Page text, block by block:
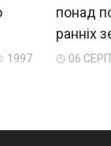
1997
понад
ранніх
06